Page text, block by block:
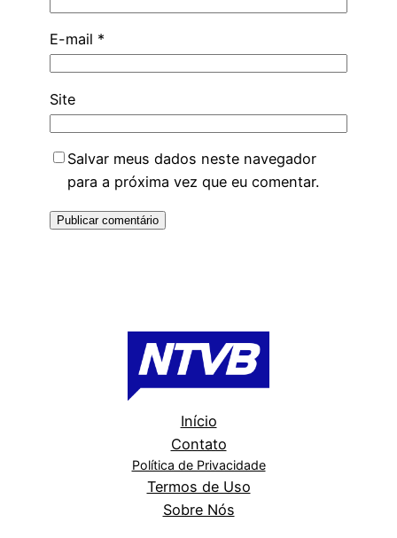
E-mail *
Site
Salvar meus dados neste navegador
para a próxima vez que eu comentar.
Início
Contato
Política de Privacidade
Termos de Uso
Sobre Nós